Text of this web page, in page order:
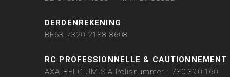
DERDENREKENING
BE63 7320 2188 8608
RC PROFESSIONNELLE & CAUTIONNEMENT
AXA BELGIUM S.A Polisnummer : 730.390.160